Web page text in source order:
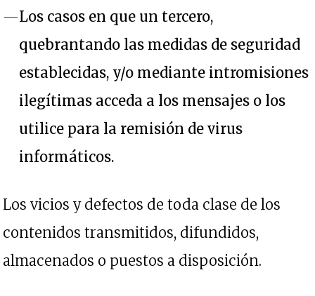
Los casos en que un tercero,
quebrantando las medidas de seguridad
establecidas, y/o mediante intromisiones
ilegítimas acceda a los mensajes o los
utilice para la remisión de virus
informáticos.
Los vicios y defectos de toda clase de los
contenidos transmitidos, difundidos,
almacenados o puestos a disposición.